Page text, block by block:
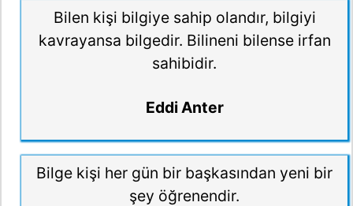
Bilen kişi bilgiye sahip olandır, bilgiyi
kavrayansa bilgedir. Bilineni bilense irfan
sahibidir.
Eddi Anter
Bilge kişi her gün bir başkasından yeni bir
şey öğrenendir.